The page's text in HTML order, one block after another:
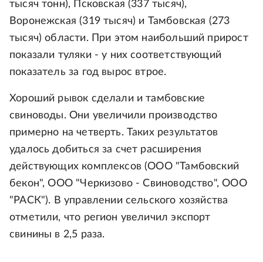
тысяч тонн), Псковская (337 тысяч),
Воронежская (319 тысяч) и Тамбовская (273
тысяч) области. При этом наибольший прирост
показали туляки - у них соответствующий
показатель за год вырос втрое.
Хороший рывок сделали и тамбовские
свиноводы. Они увеличили производство
примерно на четверть. Таких результатов
удалось добиться за счет расширения
действующих комплексов (ООО "Тамбовский
бекон", ООО "Черкизово - Свиноводство", ООО
"РАСК"). В управлении сельского хозяйства
отметили, что регион увеличил экспорт
свинины в 2,5 раза.